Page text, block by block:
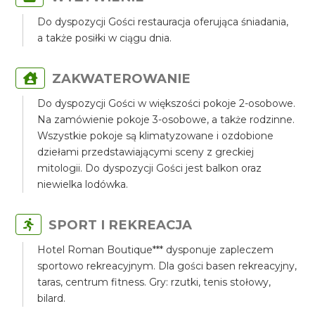
Do dyspozycji Gości restauracja oferująca śniadania,
a także posiłki w ciągu dnia.
ZAKWATEROWANIE
Do dyspozycji Gości w większości pokoje 2-osobowe.
Na zamówienie pokoje 3-osobowe, a także rodzinne.
Wszystkie pokoje są klimatyzowane i ozdobione
dziełami przedstawiającymi sceny z greckiej
mitologii. Do dyspozycji Gości jest balkon oraz
niewielka lodówka.
SPORT I REKREACJA
Hotel Roman Boutique*** dysponuje zapleczem
sportowo rekreacyjnym. Dla gości basen rekreacyjny,
taras, centrum fitness. Gry: rzutki, tenis stołowy,
bilard.